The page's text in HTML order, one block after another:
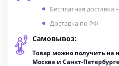
Бесплатная доставка
Доставка по РФ
Самовывоз:
Товар можно получить на
Москве и Санкт-Петербурге